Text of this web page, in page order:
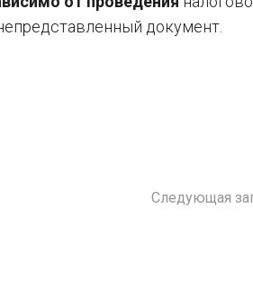
документ.
Следующая